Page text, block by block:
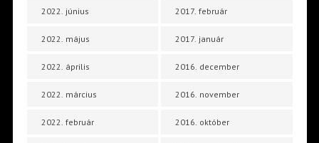
2022. június
2022. május
2022. április
2022. március
2022. február
2017. február
2017. január
2016. december
2016. november
2016. október